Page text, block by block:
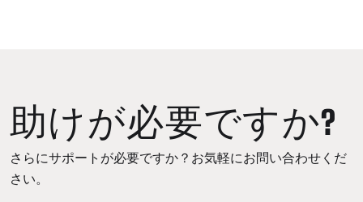
助けが必要ですか?
さらにサポートが必要ですか？お気軽にお問い合わせくだ
さい。